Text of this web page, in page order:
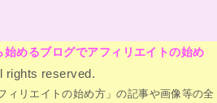
始めるブログでアフィリエイトの始め
rights reserved.
ィリエイトの始め方」の記事や画像等の全